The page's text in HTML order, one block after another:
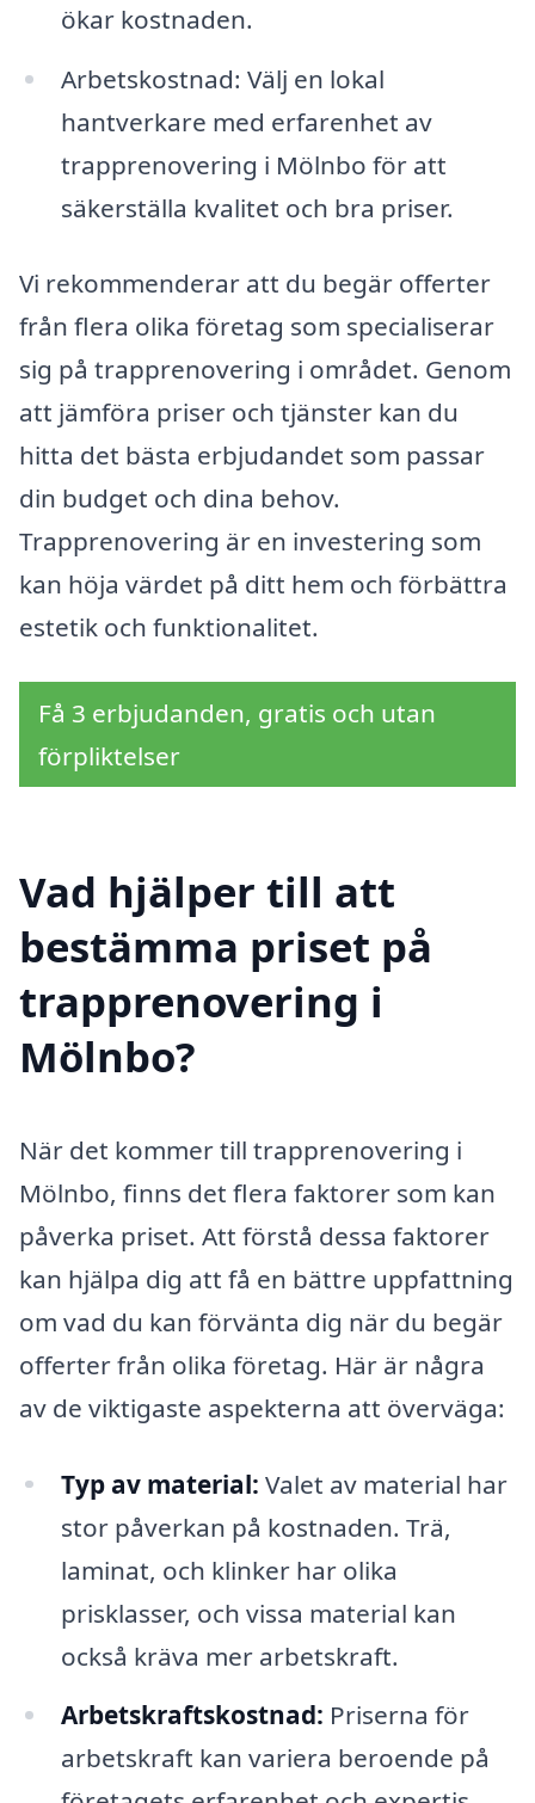
ökar kostnaden.
Arbetskostnad: Välj en lokal
hantverkare med erfarenhet av
trapprenovering i Mölnbo för att
säkerställa kvalitet och bra priser.
Vi rekommenderar att du begär offerter
från flera olika företag som specialiserar
sig på trapprenovering i området. Genom
att jämföra priser och tjänster kan du
hitta det bästa erbjudandet som passar
din budget och dina behov.
Trapprenovering är en investering som
kan höja värdet på ditt hem och förbättra
estetik och funktionalitet.
Få 3 erbjudanden, gratis och utan
förpliktelser
Vad hjälper till att
bestämma priset på
trapprenovering i
Mölnbo?
När det kommer till trapprenovering i
Mölnbo, finns det flera faktorer som kan
påverka priset. Att förstå dessa faktorer
kan hjälpa dig att få en bättre uppfattning
om vad du kan förvänta dig när du begär
offerter från olika företag. Här är några
av de viktigaste aspekterna att överväga:
Typ av material: Valet av material har
stor påverkan på kostnaden. Trä,
laminat, och klinker har olika
prisklasser, och vissa material kan
också kräva mer arbetskraft.
Arbetskraftskostnad: Priserna för
arbetskraft kan variera beroende på